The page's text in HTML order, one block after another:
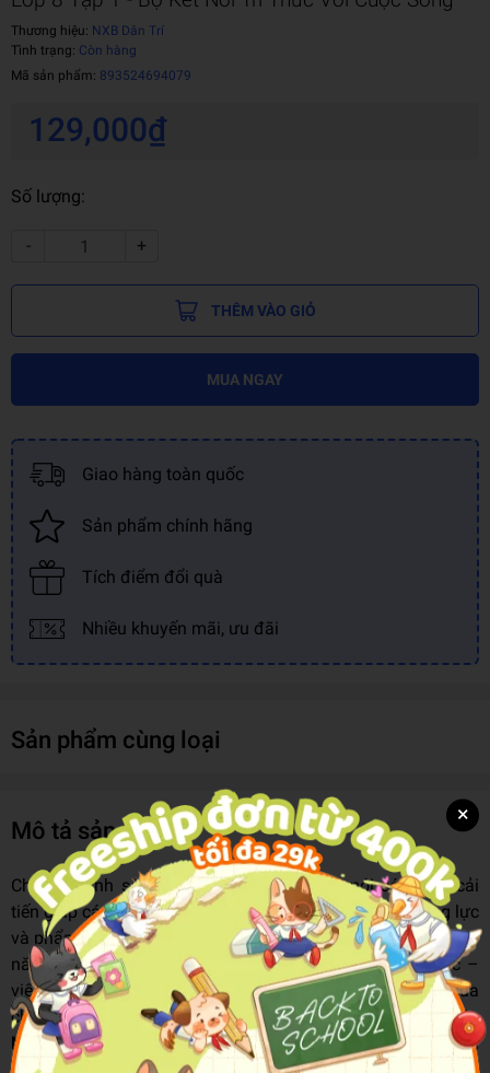
Thương hiệu: NXB Dân Trí
Tình trạng: Còn hàng
Mã sản phẩm: 893524694079
129,000₫
Số lượng:
- +
THÊM VÀO GIỎ
MUA NGAY
Giao hàng toàn quốc
Sản phẩm chính hãng
Tích điểm đổi quà
Nhiều khuyến mãi, ưu đãi
Sản phẩm cùng loại
Mô tả sản phẩm
Chương trình sách giáo khoa Ngữ văn 8 mới có nhiều cải
tiến giúp các em học sinh phát triển được toàn diện năng lực
và phẩm chất cá nhân. Vì vậy học sinh cần phải rèn luyện kỹ
năng đọc hiểu đồng thời với kỹ năng nghe – nói – đọc –
viết. Nhằm giúp các em đáp ứng những yêu cầu cần đạt của
chương trình, xin giới thiệu cuốn sáchLàm Chủ Kiến Thức
Ngữ Văn Bằng Sơ Đồ Tư Duy Lớp 8 Tập 1. Bộ sách có nội
×